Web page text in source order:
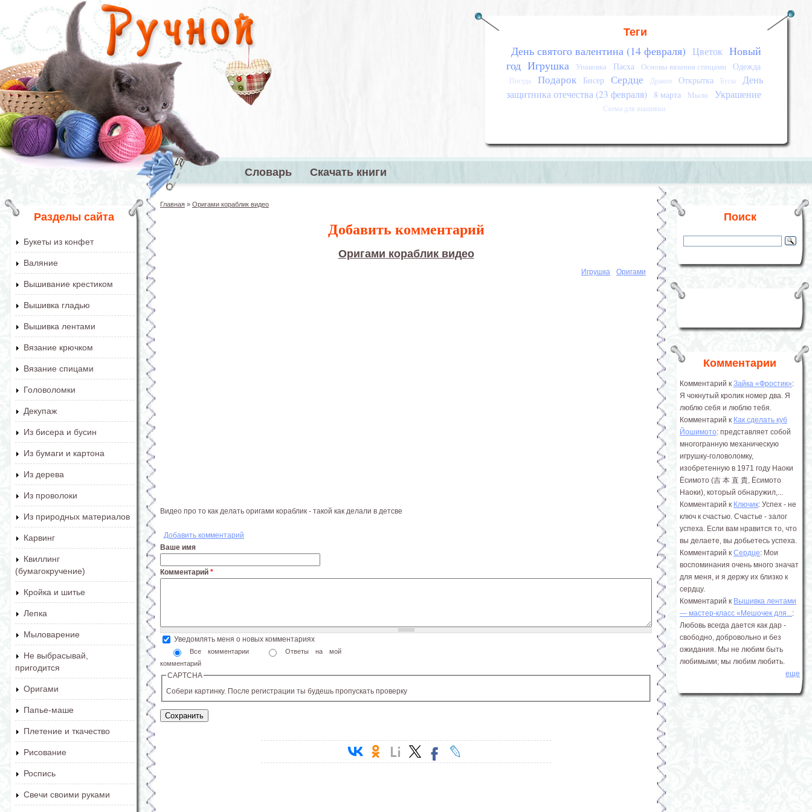
Перейти к основному содержанию
Теги
День святого валентина (14 февраля) Цветок Новый
год Игрушка Упаковка Пасха Основы вязания спицами Одежда
Посуда Подарок Бисер Сердце Дракон Открытка Бусы
День
защитника отечества (23 февраля)
8 марта Мыло Украшение
Схема для вышивки
Главное меню
Словарь Скачать книги
Разделы сайта
Букеты из конфет
Валяние
Вышивание крестиком
Вышивка гладью
Вышивка лентами
Вязание крючком
Вязание спицами
Головоломки
Декупаж
Из бисера и бусин
Из бумаги и картона
Из дерева
Из проволоки
Из природных материалов
Карвинг
Квиллинг
(бумагокручение)
Кройка и шитье
Лепка
Мыловарение
Не выбрасывай,
пригодится
Оригами
Папье-маше
Плетение и ткачество
Рисование
Роспись
Свечи своими руками
Главная » Оригами кораблик видео
Добавить комментарий
Оригами кораблик видео
Оригами
Игрушка
Видео про то как делать оригами кораблик - такой как делали в детсве
Добавить комментарий
Ваше имя
Комментарий *
Уведомлять меня о новых комментариях
Все комментарии
Ответы на мой
комментарий
CAPTCHA
Собери картинку. После регистрации ты будешь пропускать проверку
Поиск
Комментарии
Комментарий к Зайка «Фростик»:
Я чокнутый кролик номер два. Я
люблю себя и люблю тебя.
Комментарий к Как сделать куб
Йошимото: представляет собой
многогранную механическую
игрушку-головоломку,
изобретенную в 1971 году Наоки
Ёсимото (吉 本 直 貴, Ёсимото
Наоки), который обнаружил,...
Комментарий к Ключик: Успех - не
ключ к счастью. Счастье - залог
успеха. Если вам нравится то, что
вы делаете, вы добьетесь успеха.
Комментарий к Сердце: Мои
воспоминания очень много значат
для меня, и я держу их близко к
сердцу.
Комментарий к Вышивка лентами
― мастер-класс «Мешочек для...:
Любовь всегда дается как дар -
свободно, добровольно и без
ожидания. Мы не любим быть
любимыми; мы любим любить.
еще